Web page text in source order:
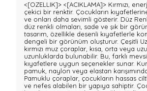
<[OZELLIK]> <[ACIKLAMA]> Kırmızı,
çekici bir renktir. Çocukların
ve onları daha sevimli gösterir. Düz
düz renkli olmaları, sade ve şık bir
tasarım, özellikle desenli kıyafetlerle
dengeli bir görünüm oluşturur. Çeşitli
kırmızı muz çoraplar, kısa, orta veya
uzunluklarda bulunabilir. Bu, farklı
kıyafetlere uygun seçenekler sunar.
pamuk, naylon veya elastan
Pamuklu çoraplar, çocukların hassas
ve nefes alabilen bir yapıya sahiptir.